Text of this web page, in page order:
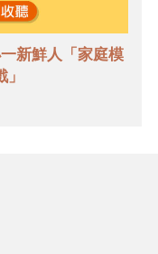
新鮮人「家庭模